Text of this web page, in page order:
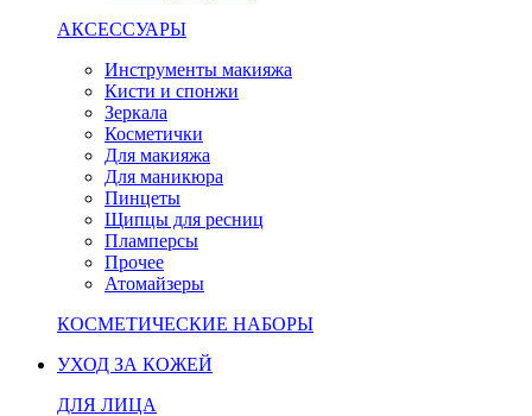
АКСЕССУАРЫ
Инструменты макияжа
Кисти и спонжи
Зеркала
Косметички
Для макияжа
Для маникюра
Пинцеты
Щипцы для ресниц
Пламперсы
Прочее
Атомайзеры
КОСМЕТИЧЕСКИЕ НАБОРЫ
УХОД ЗА КОЖЕЙ
ДЛЯ ЛИЦА